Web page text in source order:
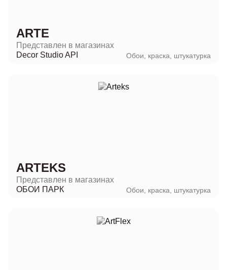
ARTE
Представлен в магазинах
Decor Studio API
Обои, краска, штукатурка
ARTEKS
Представлен в магазинах
ОБОИ ПАРК
Обои, краска, штукатурка